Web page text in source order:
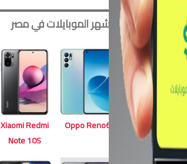
أشهر الموبايلات في مصر
Oppo Reno6
Xiaomi Redmi
Note 10S